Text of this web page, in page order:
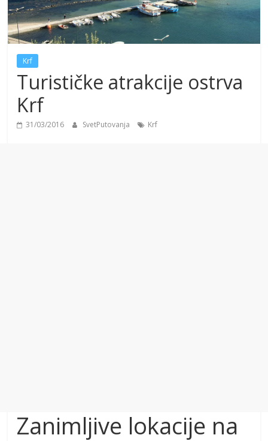
Krf
Turističke atrakcije ostrva
Krf
31/03/2016 SvetPutovanja Krf
Zanimljive lokacije na